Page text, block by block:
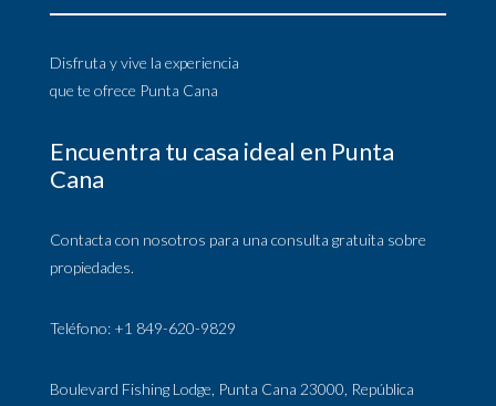
Disfruta y vive la experiencia
que te ofrece Punta Cana
Encuentra tu casa ideal en Punta
Cana
Contacta con nosotros para una consulta gratuita sobre
propiedades.
Teléfono: +1 849-620-9829
Boulevard Fishing Lodge, Punta Cana 23000, República